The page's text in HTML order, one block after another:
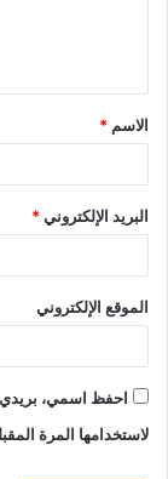
ق
*
الاسم *
البريد الإلكتروني*
الموقع الإلكتروني
احفظ اسمي، بريدي
لاستخدامها المرة